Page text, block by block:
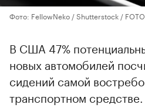
Фото: FellowNeko / Shutterstock /
В США 47%
новых автомобилей
сидений самой
транспортном